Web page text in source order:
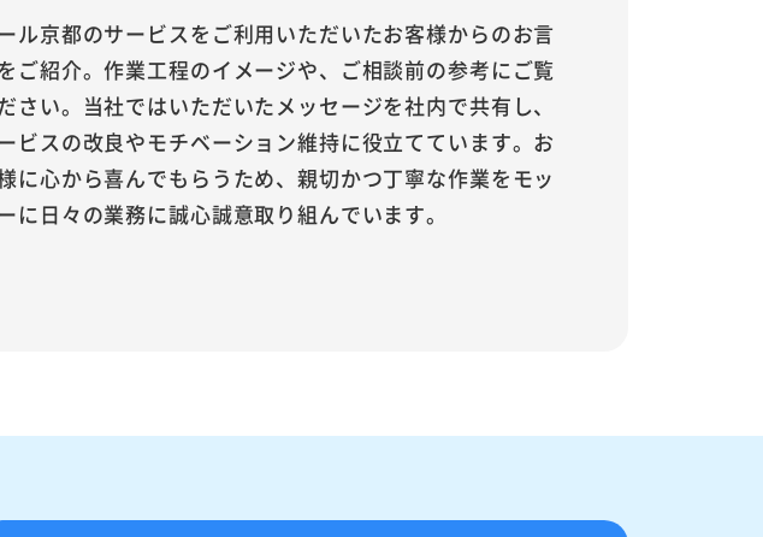
ル京都のサービスをご利用いただいたお客様からのお言
ご紹介。作業工程のイメージや、ご相談前の参考にご覧
さい。当社ではいただいたメッセージを社内で共有し、
ビスの改良やモチベーション維持に役立てています。お
に心から喜んでもらうため、親切かつ丁寧な作業をモッ
に日々の業務に誠心誠意取り組んでいます。